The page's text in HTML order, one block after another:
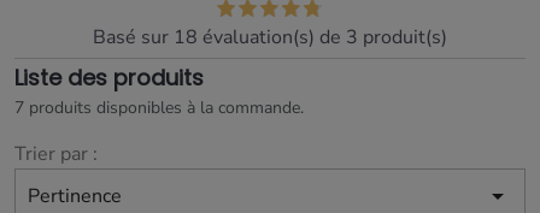
Basé sur 18 évaluation(s) de 3 produit(s)
Liste des produits
7 produits disponibles à la commande.
Trier par :
Pertinence
